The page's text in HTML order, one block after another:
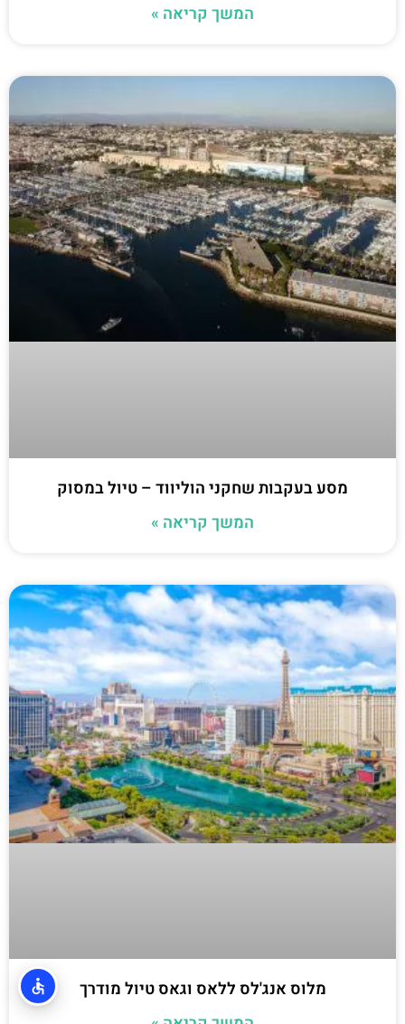
המשך קריאה »
מסע בעקבות שחקני הוליווד – טיול במסוק
המשך קריאה »
מלוס אנג'לס ללאס וגאס טיול מודרך